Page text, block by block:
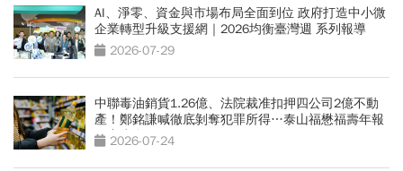
AI、淨零、資金與市場布局全面到位 政府打造中小微
企業轉型升級支援網｜2026均衡臺灣週 系列報導
2026-07-29
中聯毒油銷貨1.26億、法院裁准扣押四公司2億不動
產！鄭銘謙喊徹底剝奪犯罪所得…泰山福懋福壽年報
一窺水多深
2026-07-24